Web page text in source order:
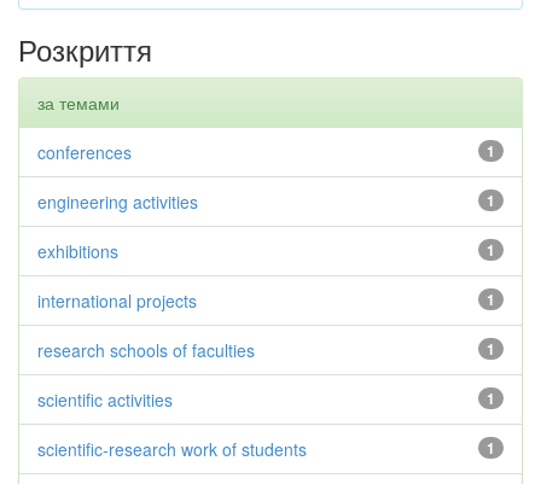
Розкриття
за темами
1
conferences
1
engineering activities
1
exhibitions
1
international projects
1
research schools of faculties
1
scientific activities
1
scientific-research work of students